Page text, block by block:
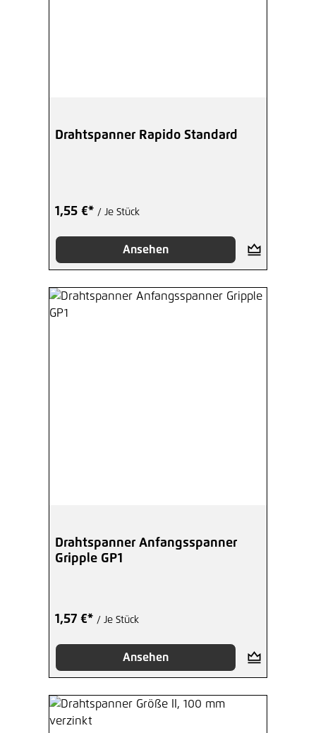
Drahtspanner Rapido Standard
1,55 €* / Je Stück
Ansehen
Drahtspanner Anfangsspanner
Gripple GP1
1,57 €* / Je Stück
Ansehen